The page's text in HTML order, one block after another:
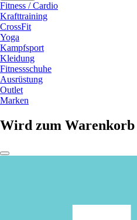
Fitness / Cardio
Krafttraining
CrossFit
Yoga
Kampfsport
Kleidung
Fitnessschuhe
Ausrüstung
Outlet
Marken
Wird zum Warenkorb